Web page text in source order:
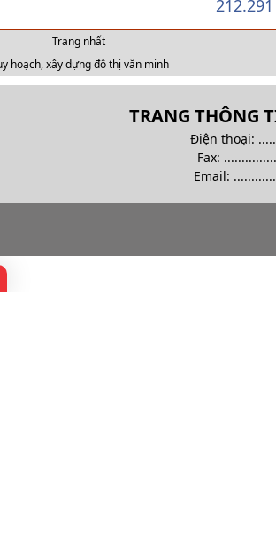
212.291
Trang nhất
hoạch, xây dựng đô thị văn minh
TRANG THÔNG
Điện thoại:
Fax:
Email: